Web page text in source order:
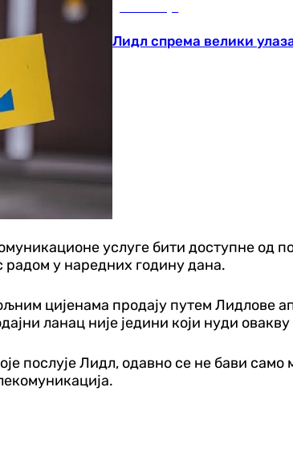
Лидл спрема велики
услуге бити доступне од
радом у наредних годину дана.
цијенама продају путем Лидлове
ланац није једини који нуди
послује Лидл, одавно се не бави